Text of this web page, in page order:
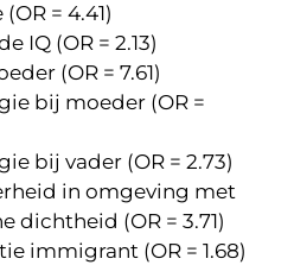
= 4.41)
IQ (OR = 2.13)
(OR = 7.61)
bij moeder (OR =
bij vader (OR = 2.73)
in omgeving met
dichtheid (OR = 3.71)
immigrant (OR = 1.68)